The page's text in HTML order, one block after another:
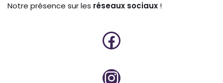
Notre présence sur les réseaux sociaux !